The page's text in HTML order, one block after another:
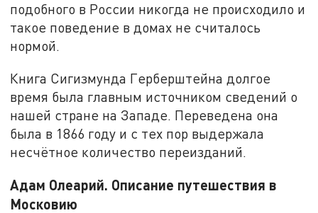
подобного в России никогда не происходило и
такое поведение в домах не считалось
нормой.
Книга Сигизмунда Герберштейна долгое
время была главным источником сведений о
нашей стране на Западе. Переведена она
была в 1866 году и с тех пор выдержала
несчётное количество переизданий.
Адам Олеарий. Описание путешествия в
Московию